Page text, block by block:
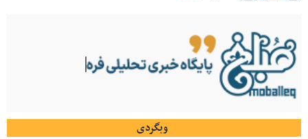
وبگردی